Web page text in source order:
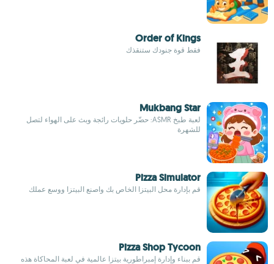
Order of Kings
فقط قوة جنودك ستنقذك
Mukbang Star
لعبة طبخ ASMR: حضّر حلويات رائجة وبث على الهواء لتصل
للشهرة
Pizza Simulator
قم بإدارة محل البيتزا الخاص بك واصنع البيتزا ووسع عملك
Pizza Shop Tycoon
قم ببناء وإدارة إمبراطورية بيتزا عالمية في لعبة المحاكاة هذه